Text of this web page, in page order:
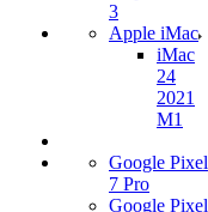
3
Apple iMac
iMac
24
2021
M1
Google Pixel
7 Pro
Google Pixel